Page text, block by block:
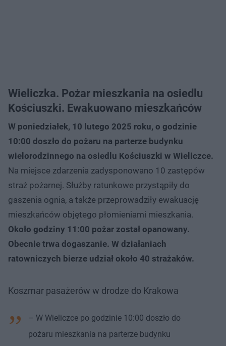
Wieliczka. Pożar mieszkania na osiedlu
Kościuszki. Ewakuowano mieszkańców
W poniedziałek, 10 lutego 2025 roku, o godzinie
10:00 doszło do pożaru na parterze budynku
wielorodzinnego na osiedlu Kościuszki w Wieliczce.
Na miejsce zdarzenia zadysponowano 10 zastępów
straż pożarnej. Służby ratunkowe przystąpiły do
gaszenia ognia, a także przeprowadziły ewakuację
mieszkańców objętego płomieniami mieszkania.
Około godziny 11:00 pożar został opanowany.
Obecnie trwa dogaszanie. W działaniach
ratowniczych bierze udział około 40 strażaków.
Koszmar pasażerów w drodze do Krakowa
– W Wieliczce po godzinie 10:00 doszło do
pożaru mieszkania na parterze budynku